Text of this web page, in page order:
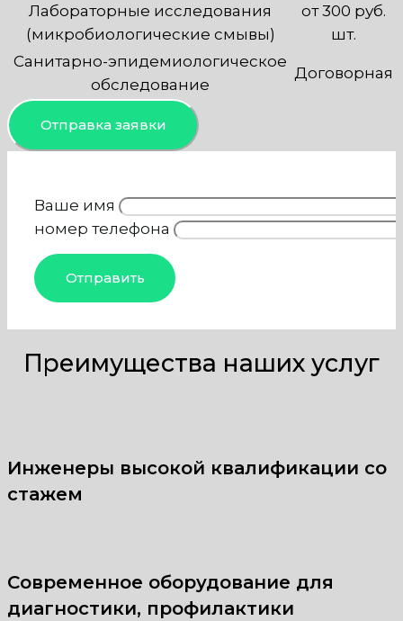
Лабораторные исследования
(микробиологические смывы)
от 300 руб.
шт.
Санитарно-эпидемиологическое
обследование
Договорная
Отправка заявки
Ваше имя
номер телефона
Преимущества наших услуг
Инженеры высокой квалификации со
стажем
Современное оборудование для
диагностики, профилактики